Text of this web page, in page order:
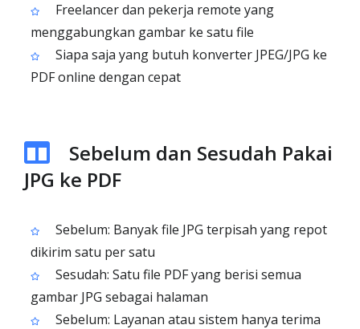
Freelancer dan pekerja remote yang
menggabungkan gambar ke satu file
Siapa saja yang butuh konverter JPEG/JPG ke
PDF online dengan cepat
Sebelum dan Sesudah Pakai
JPG ke PDF
Sebelum: Banyak file JPG terpisah yang repot
dikirim satu per satu
Sesudah: Satu file PDF yang berisi semua
gambar JPG sebagai halaman
Sebelum: Layanan atau sistem hanya terima